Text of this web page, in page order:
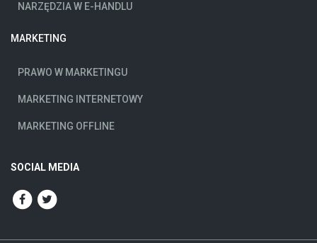
NARZĘDZIA W E-HANDLU
MARKETING
PRAWO W MARKETINGU
MARKETING INTERNETOWY
MARKETING OFFLINE
SOCIAL MEDIA